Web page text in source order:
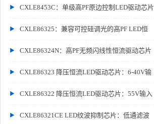
CXLE8453C：单级高PF原边控制LED驱动芯片
CXLE86325：兼容可控硅调光的高PF LED恒
CXLE86324N：高PF无频闪线性恒流驱动芯片
CXLE86323 降压恒流LED驱动芯片：6-40V输
CXLE86322 降压恒流LED驱动芯片：55V输入
CXLE86321CE LED纹波抑制芯片：低通滤波